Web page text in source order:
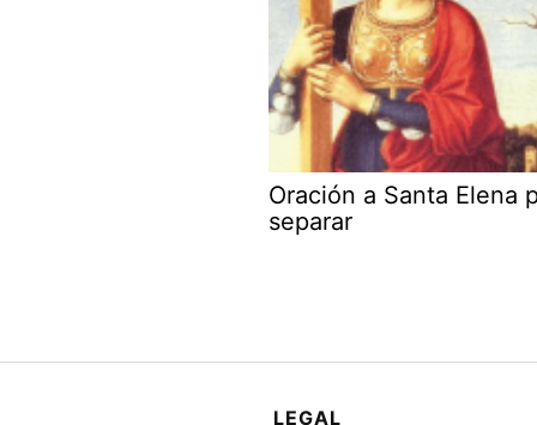
Oración a Santa Elena
separar
LEGAL